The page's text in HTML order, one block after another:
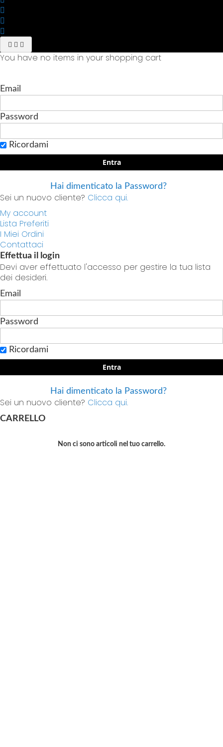
You have no items in your shopping cart
Email
Password
Ricordami
Entra
Hai dimenticato la Password?
Sei un nuovo cliente? Clicca qui.
My account
Lista Preferiti
I Miei Ordini
Contattaci
Effettua il login
Devi aver effettuato l'accesso per gestire la tua lista
dei desideri.
Email
Password
Ricordami
Entra
Hai dimenticato la Password?
Sei un nuovo cliente? Clicca qui.
CARRELLO
Non ci sono articoli nel tuo carrello.